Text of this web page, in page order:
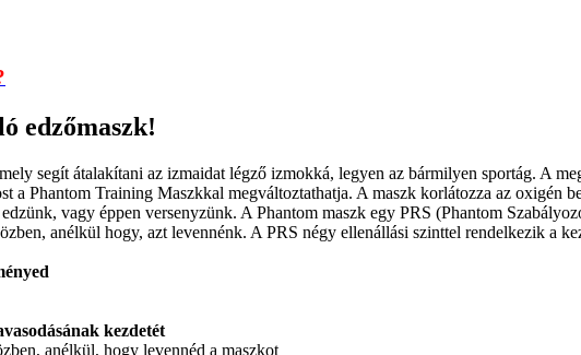
edzőmaszk!
segít átalakítani az izmaidat légző izmokká, legyen az bármilyen sportág. A
a Phantom Training Maszkkal megváltoztathatja. A maszk korlátozza az oxigén
vagy éppen versenyzünk. A Phantom maszk egy PRS (Phantom
anélkül hogy, azt levennénk. A PRS négy ellenállási szinttel rendelkezik a
kezdetét
anélkül, hogy levennéd a maszkot